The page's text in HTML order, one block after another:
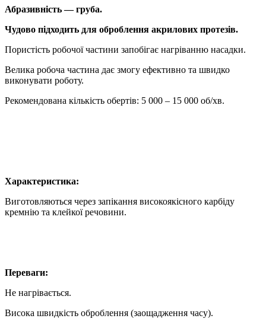
Абразивність — груба.
Чудово підходить для оброблення акрилових протезів.
Пористість робочої частини запобігає нагріванню насадки.
Велика робоча частина дає змогу ефективно та швидко
виконувати роботу.
Рекомендована кількість обертів: 5 000 – 15 000 об/хв.
Характеристика:
Виготовляються через запікання високоякісного карбіду
кремнію та клейкої речовини.
Переваги:
Не нагрівається.
Висока швидкість оброблення (заощадження часу).